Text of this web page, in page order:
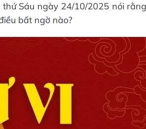
Sáu ngày 24/10/2025 nói rằng
bất ngờ nào?